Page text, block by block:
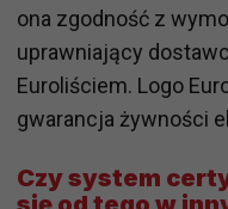
ona zgodność z
uprawniający
Euroliściem. Logo
gwarancja żywności
Czy system